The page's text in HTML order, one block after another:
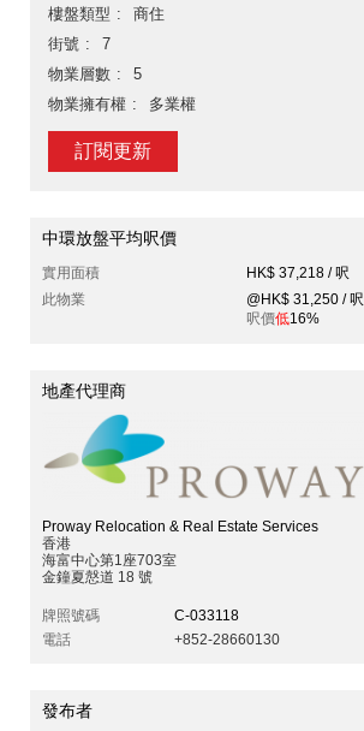
樓盤類型
商住
街號
7
物業層數
5
物業擁有權
多業權
訂閱更新
中環放盤平均呎價
實用面積
HK$ 37,218 / 呎
此物業
@HK$ 31,250 / 呎
呎價低16%
地產代理商
Proway Relocation & Real Estate Services
香港
海富中心第1座703室
金鐘夏慤道 18 號
牌照號碼
C-033118
電話
+852-28660130
發布者